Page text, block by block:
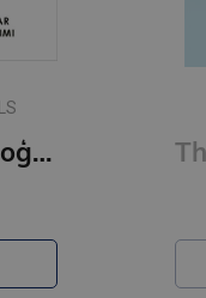
Naudas psiholoģija